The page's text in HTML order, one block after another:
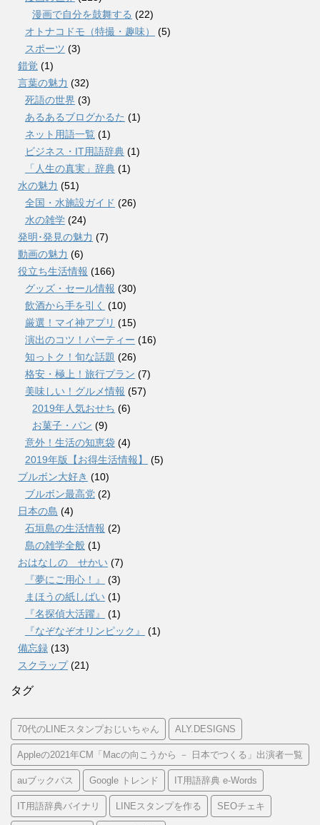
漫画で自分を鼓舞する (22)
オトナコドモ（特撮・趣味）
(5)
スポーツ (3)
錯覚 (1)
言葉の魅力 (32)
死語の世界 (3)
あるあるブログかるた (1)
ネット用語一覧 (1)
ビジネス・IT用語辞典 (1)
「人生の真実」辞典 (1)
水の魅力 (51)
全国・水施設ガイド (26)
水の雑学 (24)
発明･発見の魅力 (7)
動画の魅力 (6)
役立ち生活情報 (166)
グッズ・セール情報 (30)
飲酒から手を引く (10)
厳選！マイ神アプリ (15)
演出のコツ！パーティー (16)
知っトク！旬な話題 (26)
格安・極上！旅行プラン (7)
美味しい！グルメ情報 (57)
2019年人気おせち (6)
お菓子・パン (9)
意外！生活の知恵袋 (4)
2019年版【お得生活情報】
(5)
ブルボン大好き (10)
ブルボン最高党 (2)
日本の島 (4)
石垣島の生活情報 (2)
島の雑学全般 (1)
おはなしの せかい (7)
『夢にご用心！』
(3)
まほうの紙しばい (1)
『名探偵大活躍』
(1)
『なぞなぞオリンピック』
(1)
備忘録 (13)
スクラップ(21)
タグ
70代のLINEスタンプおじいちゃん ALY.DESIGNS
Appleの2021年CM「Macの向こうから － 日本でつくる」出演者一覧
auブックパス Google トレンド IT用語辞典 e-Words
IT用語辞典バイナリ LINEスタンプを作る SEOチェキ